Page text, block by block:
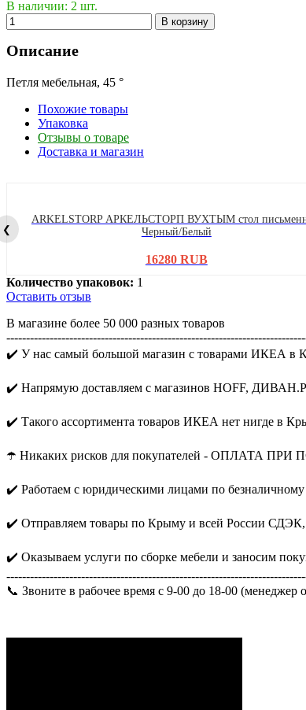
В наличии: 2 шт.
В корзину
Описание
Петля мебельная, 45 °
Похожие товары
Упаковка
Отзывы о товаре
Доставка и магазин
❮
ARKELSTORP АРКЕЛЬСТОРП ВУХТЫМ стол
Черный/Белый
16280 RUB
Количество упаковок: 1
Оставить отзыв
В магазине более 50 000 разных товаров
✔️ У нас самый большой магазин с товарами ИКЕА в
✔️ Напрямую доставляем с магазинов HOFF,
✔️ Такого ассортимента товаров ИКЕА нет нигде в
☂️ Никаких рисков для покупателей - ОПЛАТА
✔️ Работаем с юридическими лицами по
✔️ Отправляем товары по Крыму и всей России
✔️ Оказываем услуги по сборке мебели и заносим
📞 Звоните в рабочее время с 9-00 до 18-00